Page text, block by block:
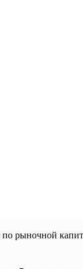
рыночной